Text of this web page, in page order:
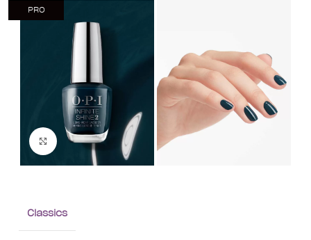
Clic para ampliar
PRO
Classics